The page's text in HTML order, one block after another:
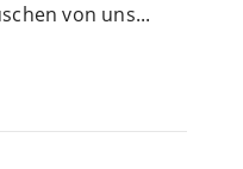
von uns...